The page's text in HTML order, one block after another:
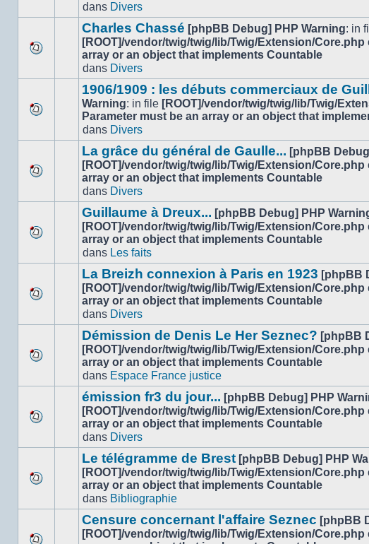
nouveau
message
dans Divers
nouveau
message
Charles Chassé [phpBB Debug] PHP Warning: in
[ROOT]/vendor/twig/twig/lib/Twig/Extension/Core.php
array or an object that implements Countable
dans Divers
nouveau
message
1906/1909 : les débuts commerciaux de
Warning: in file [ROOT]/vendor/twig/twig/lib/Twig/
Parameter must be an array or an object that
dans Divers
nouveau
message
La grâce du général de Gaulle... [phpBB
[ROOT]/vendor/twig/twig/lib/Twig/Extension/Core.php
array or an object that implements Countable
dans Divers
nouveau
message
Guillaume à Dreux... [phpBB Debug] PHP
[ROOT]/vendor/twig/twig/lib/Twig/Extension/Core.php
array or an object that implements Countable
dans Les faits
nouveau
message
La Breizh connexion à Paris en 1923 [phpBB
[ROOT]/vendor/twig/twig/lib/Twig/Extension/Core.php
array or an object that implements Countable
dans Divers
nouveau
message
Démission de Denis Le Her Seznec? [phpBB
[ROOT]/vendor/twig/twig/lib/Twig/Extension/Core.php
array or an object that implements Countable
dans Espace France justice
nouveau
message
émission fr3 du jour... [phpBB Debug] PHP
[ROOT]/vendor/twig/twig/lib/Twig/Extension/Core.php
array or an object that implements Countable
dans Divers
nouveau
message
Le télégramme de Brest [phpBB Debug] PHP
[ROOT]/vendor/twig/twig/lib/Twig/Extension/Core.php
array or an object that implements Countable
dans Bibliographie
Censure concernant l'affaire Seznec [phpBB
[ROOT]/vendor/twig/twig/lib/Twig/Extension/Core.php